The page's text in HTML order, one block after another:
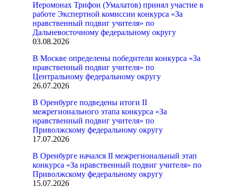
Иеромонах Трифон (Умалатов) принял участие в
работе Экспертной комиссии конкурса «За
нравственный подвиг учителя» по
Дальневосточному федеральному округу
03.08.2026
В Москве определены победители конкурса «За
нравственный подвиг учителя» по
Центральному федеральному округу
26.07.2026
В Оренбурге подведены итоги II
межрегионального этапа конкурса «За
нравственный подвиг учителя» по
Приволжскому федеральному округу
17.07.2026
В Оренбурге начался II межрегиональный этап
конкурса «За нравственный подвиг учителя» по
Приволжскому федеральному округу
15.07.2026